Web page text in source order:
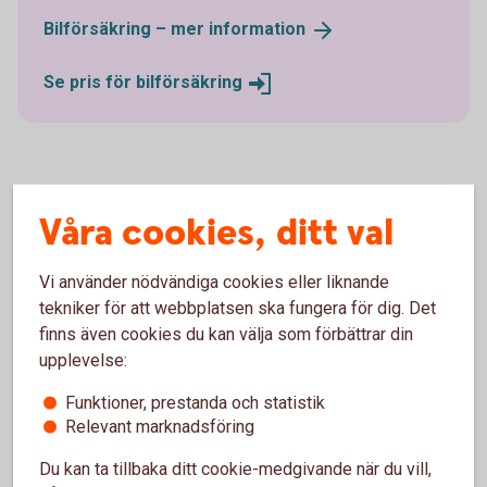
Bilförsäkring – mer information
Se pris för bilförsäkring
Ska du köpa bil av en
Då kan du ansöka om ett privatlån i stället. Privatlån
omfattas inte av kampanjrabatten.
Privatlån
Våra cookies, ditt val
Vi använder nödvändiga cookies eller liknande
tekniker för att webbplatsen ska fungera för dig. Det
finns även cookies du kan välja som förbättrar din
upplevelse:
Funktioner, prestanda och statistik
Relevant marknadsföring
Du kan ta tillbaka ditt cookie-medgivande när du vill,